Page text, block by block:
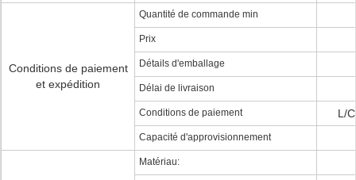
Conditions de paiement
et expédition
Quantité de commande min
Prix
Détails d'emballage
Délai de livraison
Conditions de paiement L/
Capacité d'approvisionnement
Matériau: